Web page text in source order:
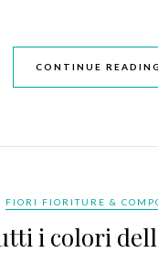
CONTINUE READING
FIORI FIORITURE &
i colori